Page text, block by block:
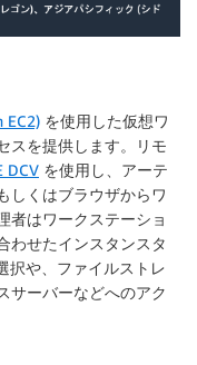
EC2) を使用した仮想ワ
スを提供します。リモ
DCV を使用し、アーテ
しくはブラウザからワ
者はワークステーショ
わせたインスタンスタ
択や、ファイルストレ
サーバーなどへのアク